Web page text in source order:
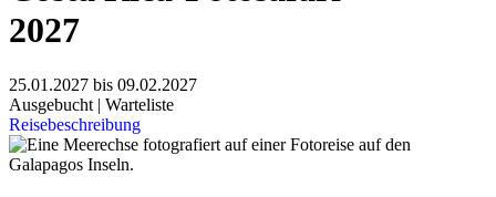
2027
25.01.2027 bis 09.02.2027
Ausgebucht | Warteliste
Reisebeschreibung